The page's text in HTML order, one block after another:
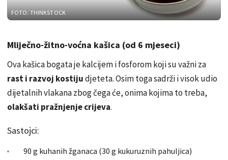
FOTO: THINKSTOCK
Mliječno-žitno-voćna kašica (od 6 mjeseci)
Ova kašica bogata je kalcijem i fosforom koji su važni za
rast i razvoj kostijudjeteta. Osim toga sadrži i visok udio
dijetalnih vlakana zbog čega će, onima kojima to treba,
olakšati pražnjenje crijeva.
Sastojci:
90 g kuhanih žganaca (30 g kukuruznih pahuljica)